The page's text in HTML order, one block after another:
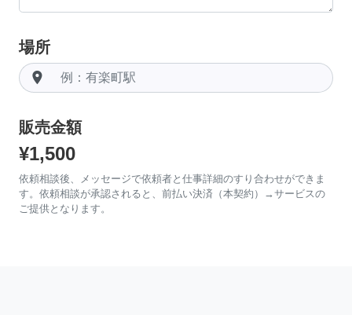
場所
room
販売金額
¥1,500
依頼相談後、メッセージで依頼者と仕事詳細のすり合わせができま
す。依頼相談が承認されると、前払い決済（本契約）→サービスの
ご提供となります。